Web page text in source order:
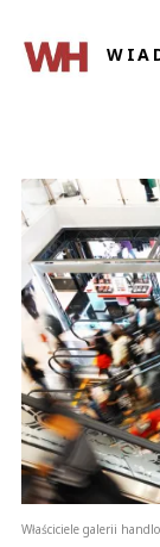
Właściciele galerii